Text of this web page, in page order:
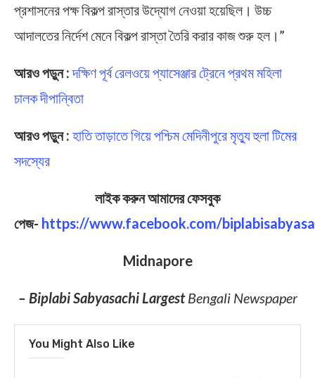
প্রশাসনের পক্ষ বিকল্প রাস্তার উদ্যোগ নেওয়া হয়েছিল। উচ্চ
আদালতের নির্দেশ মেনে বিকল্প রাস্তা তৈরি করার কাজ শুরু হল।”
আরও পড়ুন : দক্ষিণ পূর্ব রেলওয়ে প্যাসেঞ্জার ট্রেনে প্রথম মহিলা
চালক দীপান্বিতা
আরও পড়ুন : হাতি তাড়াতে গিয়ে পশ্চিম মেদিনীপুরে মৃত্যু হুলা টিমের
সদস্যের
লাইক করুন আমাদের ফেসবুক
পেজ- https://www.facebook.com/
Midnapore
– Biplabi Sabyasachi LargestBengali Newspaper
You Might Also Like